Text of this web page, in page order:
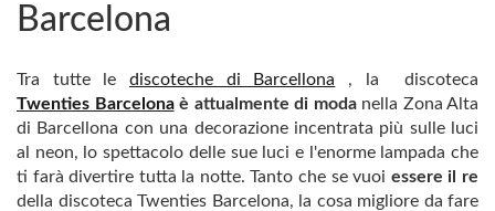
Barcelona
Tra tutte le discoteche di Barcellona , ​​la discoteca
Twenties Barcelonaè attualmente di modanella Zona Alta
di Barcellona con una decorazione incentrata più sulle luci
al neon, lo spettacolo delle sue luci e l'enorme lampada che
ti farà divertire tutta la notte. Tanto che se vuoi essere il re
della discoteca Twenties Barcelona, ​​la cosa migliore da fare